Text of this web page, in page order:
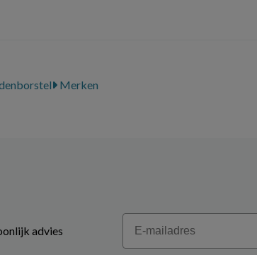
Merken
advies
Email